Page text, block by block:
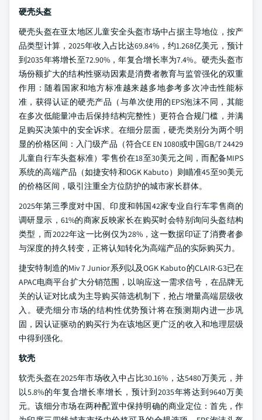
硬壳头盔
硬壳头盔在亚太地区儿童安全头盔市场中占据主导地位，按产
品类型计算，2025年收入占比达69.84%，约1.268亿美元，预计
到2035年将增长至72.90%，年复合增长率为7.4%。硬壳头盔市
场份额扩大的结构性驱动因素是消费者教育与监管强化的双重
作用：随着国家和地方标准越来越多地参考多次冲击性能标
准，获得认证的硬壳产品（与单次使用的EPS泡沫不同，其能
在多次低能量冲击后保持结构完整性）更符合合规门槛，并满
足购买决策中的安全诉求。在细分层面，硬壳类别分为两个明
显的价格区间：入门级产品（符合CE EN 1080或中国GB/T 24429
儿童自行车头盔标准）零售价在18至30美元之间，而配备MIPS
系统的高端产品（如捷安特和OGK Kabuto）则瞄准45至90美元
的价格区间，吸引注重全方位防护的城市家长群体。
2025年第三季度对中国、印度和韩国42家专业自行车零售商的
调研显示，61%的商家反映家长在购买时会特别询问头盔结构
类型，而2022年这一比例仅为28%，这一数据印证了消费者参
与深度的持久转变，正将认知转化为高端产品的实际购买力。
捷安特制造的Miv 7 Junior系列以及OGK Kabuto的CLAIR-G3已在
APAC电商平台扩大分销范围，以响应这一需求信号，在品牌无
关的认证对比成为主导购买筛选机制下，抢占增量高端层级收
入。硬壳细分市场的结构性优势预计将在预测期内进一步巩
固，因认证驱动的购买行为在该地区更广泛的收入和地理层级
中得到强化。
软壳
软壳头盔在2025年市场收入中占比30.16%，达5480万美元，并
以5.8%的年复合增长率增长，预计到2035年将达到9640万美
元。该细分市场在两种配置中保持明确的商业定位：首先，作